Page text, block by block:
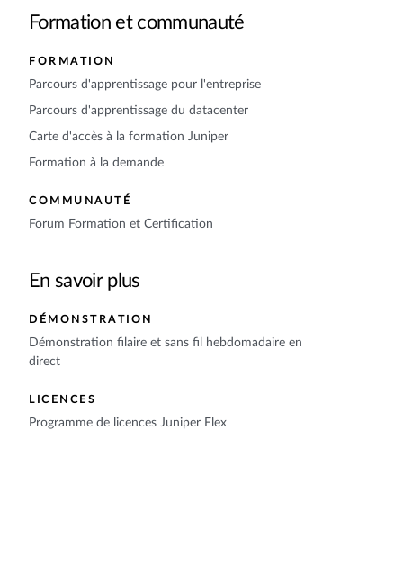
Formation et communauté
FORMATION
Parcours d'apprentissage pour l'entreprise
Parcours d'apprentissage du datacenter
Carte d'accès à la formation Juniper
Formation à la demande
COMMUNAUTÉ
Forum Formation et Certification
En savoir plus
DÉMONSTRATION
Démonstration filaire et sans fil hebdomadaire en
direct
LICENCES
Programme de licences Juniper Flex